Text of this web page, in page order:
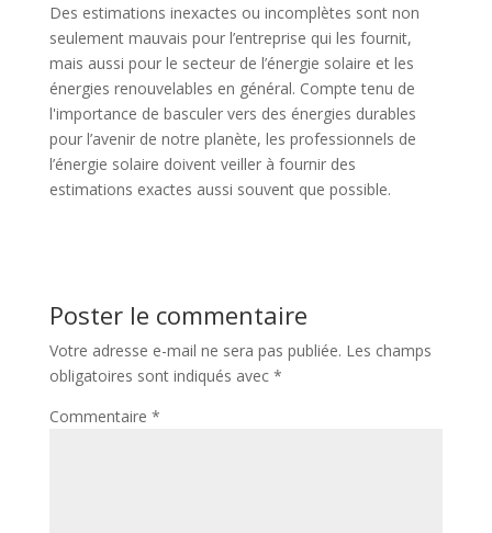
Des estimations inexactes ou incomplètes sont non
seulement mauvais pour l’entreprise qui les fournit,
mais aussi pour le secteur de l’énergie solaire et les
énergies renouvelables en général. Compte tenu de
l'importance de basculer vers des énergies durables
pour l’avenir de notre planète, les professionnels de
l’énergie solaire doivent veiller à fournir des
estimations exactes aussi souvent que possible.
Poster le commentaire
Votre adresse e-mail ne sera pas publiée. Les champs
obligatoires sont indiqués avec *
Commentaire *